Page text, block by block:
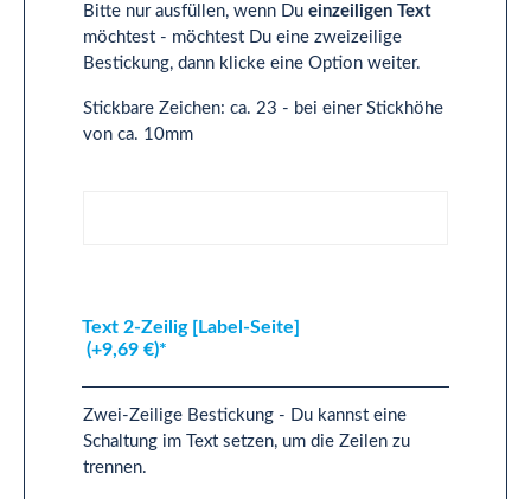
Bitte nur ausfüllen, wenn Du einzeiligen Text
möchtest - möchtest Du eine zweizeilige
Bestickung, dann klicke eine Option weiter.
Stickbare Zeichen: ca. 23 - bei einer Stickhöhe
von ca. 10mm
Text 2-Zeilig [Label-Seite]
(+9,69 €)*
Zwei-Zeilige Bestickung - Du kannst eine
Schaltung im Text setzen, um die Zeilen zu
trennen.